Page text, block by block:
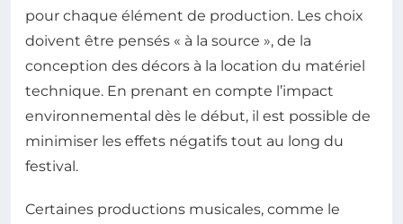
pour chaque élément de production. Les choix
doivent être pensés « à la source », de la
conception des décors à la location du matériel
technique. En prenant en compte l’impact
environnemental dès le début, il est possible de
minimiser les effets négatifs tout au long du
festival.
Certaines productions musicales, comme le